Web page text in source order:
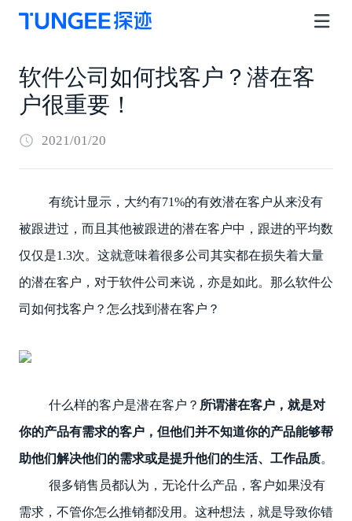
软件公司如何找客户？潜在客
户很重要！
2021/01/20
有统计显示，大约有71%的有效潜在客户从来没有
被跟进过，而且其他被跟进的潜在客户中，跟进的平均数
仅仅是1.3次。这就意味着很多公司其实都在损失着大量
的潜在客户，对于软件公司来说，亦是如此。那么软件公
司如何找客户？怎么找到潜在客户？
什么样的客户是潜在客户？ 所谓潜在客户，就是对
你的产品有需求的客户，但他们并不知道你的产品能够帮
助他们解决他们的需求或是提升他们的生活、工作品质。
很多销售员都认为，无论什么产品，客户如果没有
需求，不管你怎么推销都没用。这种想法，就是导致你错